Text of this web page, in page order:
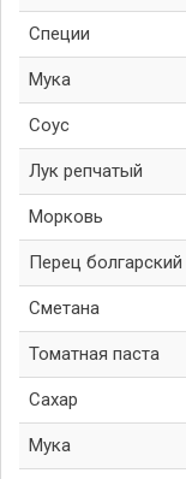
Специи
Мука
Соус
Лук репчатый
Морковь
Перец болгарский
Сметана
Томатная паста
Сахар
Мука